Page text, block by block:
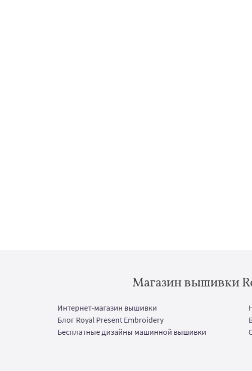
Магазин вышивки
Интернет-магазин вышивки
Блог Royal Present Embroidery
Бесплатные дизайны машинной вышивки